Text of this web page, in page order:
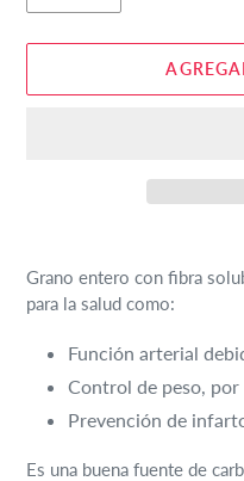
el
producto
a
compra
Grano entero con fibra
para la salud como:
Función arterial
Control de peso, por
Prevención de
Es una buena fuente de